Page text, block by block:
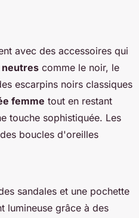
avec des accessoires qui
comme le noir, le
escarpins noirs classiques
femme tout en restant
touche sophistiquée. Les
boucles d'oreilles
sandales et une pochette
lumineuse grâce à des